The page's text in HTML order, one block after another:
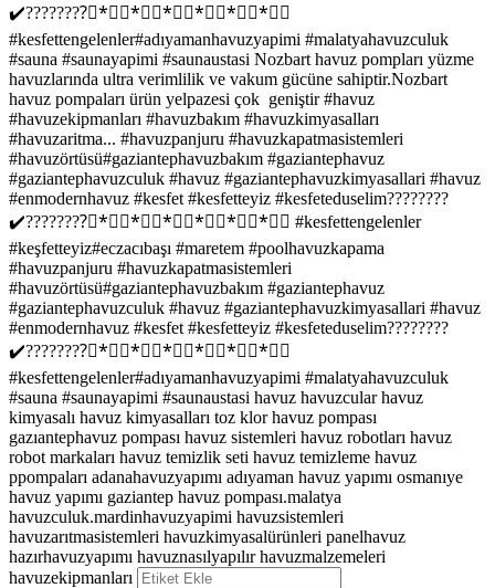
✔️????????⃣*⃣⃣*⃣⃣*⃣⃣*⃣⃣*⃣⃣*⃣⃣
#kesfettengelenler#adıyamanhavuzyapimi #malatyahavuzculuk
#sauna #saunayapimi #saunaustasi Nozbart havuz pompları yüzme
havuzlarında ultra verimlilik ve vakum gücüne sahiptir.Nozbart
havuz pompaları ürün yelpazesi çok geniştir #havuz
#havuzekipmanları #havuzbakım #havuzkimyasalları
#havuzaritma... #havuzpanjuru #havuzkapatmasistemleri
#havuzörtüsü#gaziantephavuzbakım #gaziantephavuz
#gaziantephavuzculuk #havuz #gaziantephavuzkimyasallari #havuz
#enmodernhavuz #kesfet #kesfetteyiz #kesfeteduselim????????
✔️????????⃣*⃣⃣*⃣⃣*⃣⃣*⃣⃣*⃣⃣*⃣⃣ #kesfettengelenler
#keşfetteyiz#eczacıbaşı #maretem #poolhavuzkapama
#havuzpanjuru #havuzkapatmasistemleri
#havuzörtüsü#gaziantephavuzbakım #gaziantephavuz
#gaziantephavuzculuk #havuz #gaziantephavuzkimyasallari #havuz
#enmodernhavuz #kesfet #kesfetteyiz #kesfeteduselim????????
✔️????????⃣*⃣⃣*⃣⃣*⃣⃣*⃣⃣*⃣⃣*⃣⃣
#kesfettengelenler#adıyamanhavuzyapimi #malatyahavuzculuk
#sauna #saunayapimi #saunaustasi havuz havuzcular havuz
kimyasalı havuz kimyasalları toz klor havuz pompası
gazıantephavuz pompası havuz sistemleri havuz robotları havuz
robot markaları havuz temizlik seti havuz temizleme havuz
ppompaları adanahavuzyapımı adıyaman havuz yapımı osmanıye
havuz yapımı gaziantep havuz pompası.malatya
havuzculuk.mardinhavuzyapimi havuzsistemleri
havuzarıtmasistemleri havuzkimyasalürünleri panelhavuz
hazırhavuzyapımı havuznasılyapılır havuzmalzemeleri
havuzekipmanları